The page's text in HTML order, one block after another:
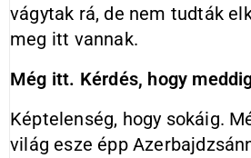
vágytak rá, de nem tudták
meg itt vannak.
Még itt. Kérdés, hogy
Képtelenség, hogy sokáig.
világ esze épp